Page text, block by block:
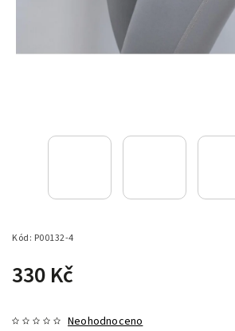
Kód: P00132-4
330 Kč
Neohodnoceno